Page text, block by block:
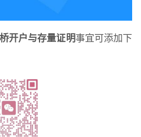
开户与存量证明事宜可添加下